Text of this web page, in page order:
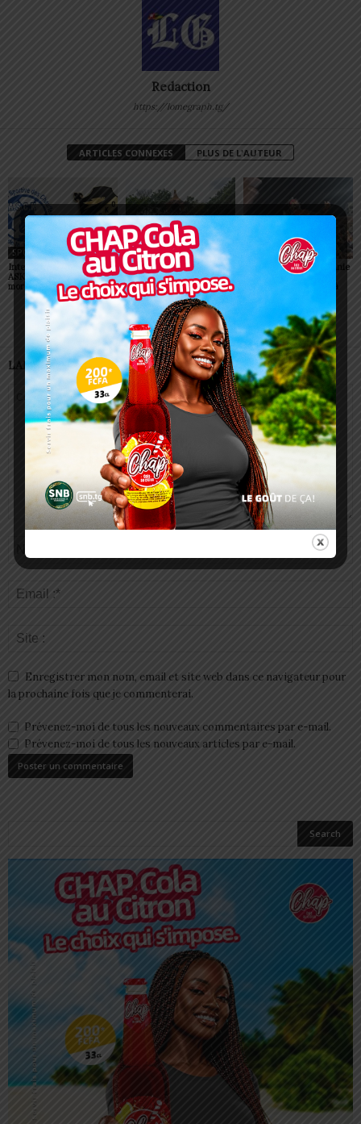
Redaction
https://lomegraph.tg/
ARTICLES CONNEXES PLUS DE L'AUTEUR
SPORT
Interclubs CAF: ASCK et
ASKO face à deux gros
morceaux
SOCIÉTÉ
SWEDD+ Togo / ECOLE
DE LA CHANCE : les
maitres-artisans se
préparent à transmettre
SOCIÉTÉ
Glory Night 2026: Sonnie
Badu fait chanter des
LAISSER UN COMMENTAIRE
Enregistrer mon nom, email et site web dans ce navigateur pour
la prochaine fois que je commenterai.
Prévenez-moi de tous les nouveaux commentaires par e-mail.
Prévenez-moi de tous les nouveaux articles par e-mail.